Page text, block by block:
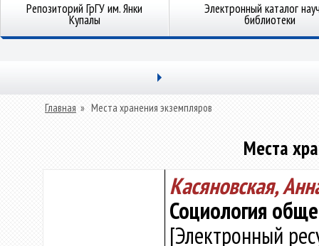
Репозиторий ГрГУ им. Янки
Купалы
Электронный каталог
библиотеки
Главная » Места хранения экземпляров
Места
Касяновская,
Социология
[Электронный